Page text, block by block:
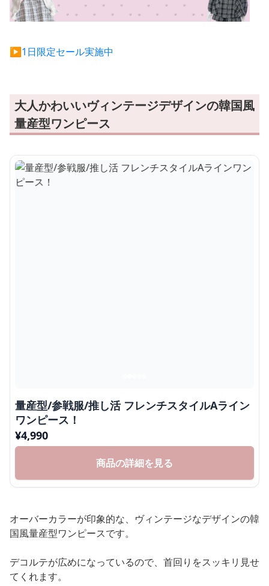
▶︎1日限定セール実施中
大人かわいいヴィンテージデザインの韓国風
量産型ワンピース
量産型/参戦服/推し活 フレンチスタイルAライン
ワンピース！
¥4,990
商品の詳細を見る
オーバーカラーが印象的な、ヴィンテージなデザインの韓
国風量産型ワンピースです。
デコルテが広めになっているので、首回りをスッキリ見せ
てくれます。